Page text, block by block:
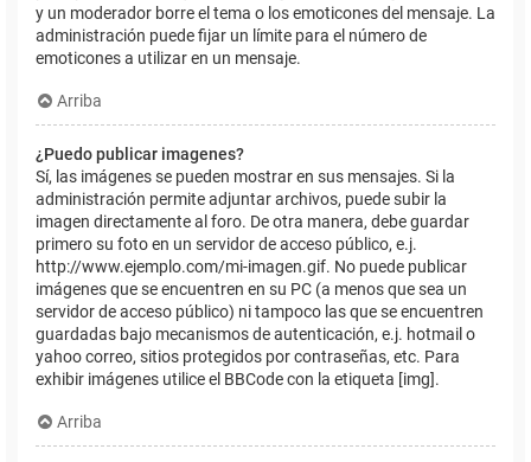
y un moderador borre el tema o los emoticones del mensaje. La
administración puede fijar un límite para el número de
emoticones a utilizar en un mensaje.
Arriba
¿Puedo publicar imagenes?
Sí, las imágenes se pueden mostrar en sus mensajes. Si la
administración permite adjuntar archivos, puede subir la
imagen directamente al foro. De otra manera, debe guardar
primero su foto en un servidor de acceso público, e.j.
http://www.ejemplo.com/mi-imagen.gif. No puede publicar
imágenes que se encuentren en su PC (a menos que sea un
servidor de acceso público) ni tampoco las que se encuentren
guardadas bajo mecanismos de autenticación, e.j. hotmail o
yahoo correo, sitios protegidos por contraseñas, etc. Para
exhibir imágenes utilice el BBCode con la etiqueta [img].
Arriba